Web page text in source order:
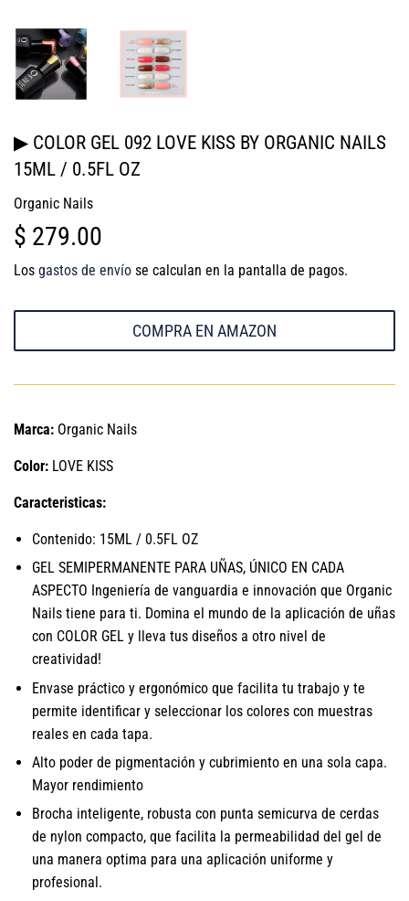
▶ COLOR GEL 092 LOVE KISS BY ORGANIC NAILS
15ML / 0.5FL OZ
Organic Nails
$ 279.00
279.00
Los gastos de envío se calculan en la pantalla de pagos.
COMPRA EN AMAZON
Marca: Organic Nails
Color: LOVE KISS
Caracteristicas:
Contenido: 15ML / 0.5FL OZ
GEL SEMIPERMANENTE PARA UÑAS, ÚNICO EN CADA
ASPECTO Ingeniería de vanguardia e innovación que Organic
Nails tiene para ti. Domina el mundo de la aplicación de uñas
con COLOR GEL y lleva tus diseños a otro nivel de
creatividad!
Envase práctico y ergonómico que facilita tu trabajo y te
permite identificar y seleccionar los colores con muestras
reales en cada tapa.
Alto poder de pigmentación y cubrimiento en una sola capa.
Mayor rendimiento
Brocha inteligente, robusta con punta semicurva de cerdas
de nylon compacto, que facilita la permeabilidad del gel de
una manera optima para una aplicación uniforme y
profesional.